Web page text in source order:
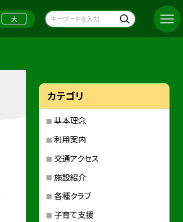
大
カテゴリ
基本理念
利用案内
交通アクセス
施設紹介
各種クラブ
子育て支援